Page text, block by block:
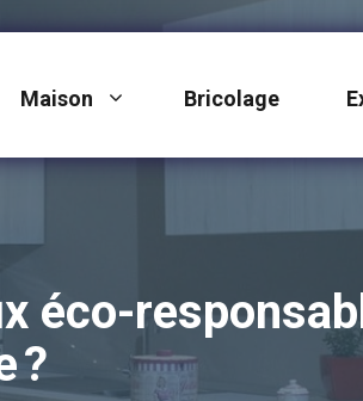
Maison Bricolage
éco-
?